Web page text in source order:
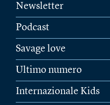
Newsletter
Podcast
Savage love
Ultimo numero
Internazionale Kids